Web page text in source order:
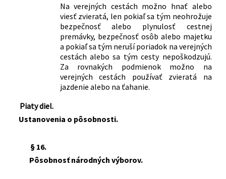
Na verejných cestách možno hnať alebo
viesť zvieratá, len pokiaľ sa tým neohrožuje
bezpečnosť alebo plynulosť cestnej
premávky, bezpečnosť osôb alebo majetku
a pokiaľ sa tým neruší poriadok na verejných
cestách alebo sa tým cesty nepoškodzujú.
Za rovnakých podmienok možno na
verejných cestách používať zvieratá na
jazdenie alebo na ťahanie.
Piaty diel.
Ustanovenia o pôsobnosti.
§ 16.
Pôsobnosť národných výborov.